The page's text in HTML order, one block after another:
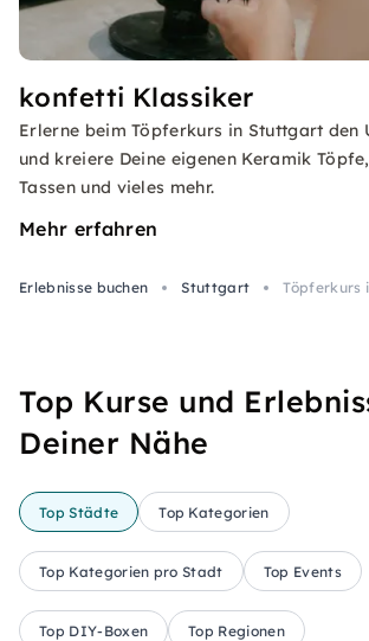
konfetti Klassiker
Erlerne beim Töpferkurs in Stuttgart den
und kreiere Deine eigenen Keramik
Tassen und vieles mehr.
Mehr erfahren
Erlebnisse buchen Stuttgart Töpferkurs
Top Kurse und
Deiner Nähe
Top Städte Top Kategorien
Top Kategorien pro Stadt Top Events
Top DIY-Boxen Top Regionen